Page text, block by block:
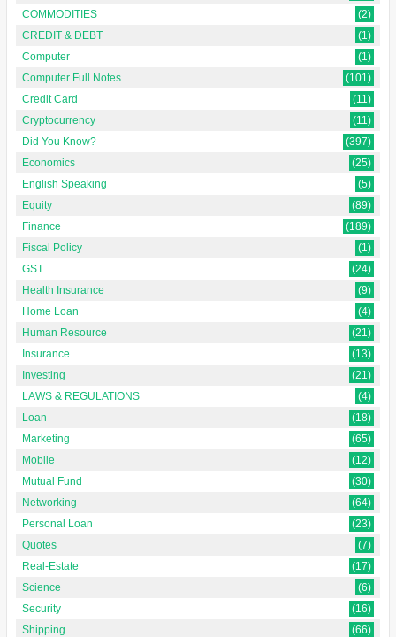
COMMODITIES
(2)
CREDIT & DEBT
(1)
Computer
(1)
Computer Full Notes
(101)
Credit Card
(11)
Cryptocurrency
(11)
Did You Know?
(397)
Economics
(25)
English Speaking
(5)
Equity
(89)
Finance
(189)
Fiscal Policy
(1)
GST
(24)
Health Insurance
(9)
Home Loan
(4)
Human Resource
(21)
Insurance
(13)
Investing
(21)
LAWS & REGULATIONS
(4)
Loan
(18)
Marketing
(65)
Mobile
(12)
Mutual Fund
(30)
Networking
(64)
Personal Loan
(23)
Quotes
(7)
Real-Estate
(17)
Science
(6)
Security
(16)
Shipping
(66)